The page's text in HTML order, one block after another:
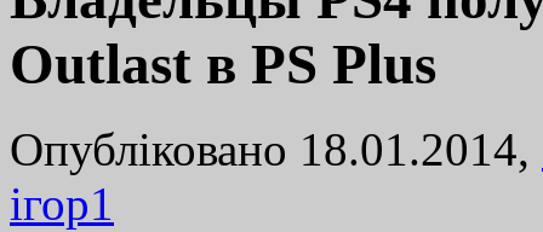
Outlast в PS Plus
Опубліковано 18.01.2014,
ігор1